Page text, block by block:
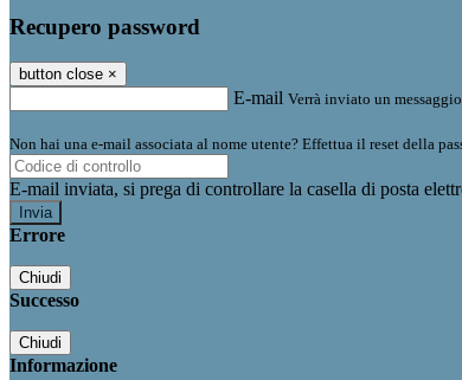
Recupero password
button close ×
E-mail Verrà inviato un
Non hai una e-mail associata al nome utente? Effettua il reset della
E-mail inviata, si prega di controllare la casella di posta
Errore
Chiudi
Successo
Chiudi
Informazione